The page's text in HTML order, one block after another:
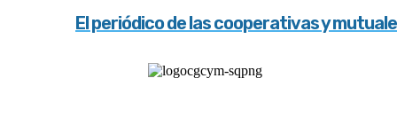
El periódico de las cooperativas y